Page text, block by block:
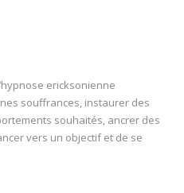
ericksonienne
souffrances, instaurer des
souhaités, ancrer des
vers un objectif et de se